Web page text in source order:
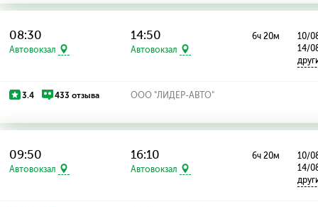
08:30
Автовокзал
14:50
Автовокзал
6ч 20м
10/
14/
3.4 433 отзыва ООО "ЛИДЕР-АВТО"
09:50
Автовокзал
16:10
Автовокзал
6ч 20м
10/
14/